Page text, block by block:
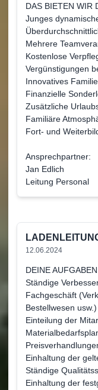
DAS BIETEN WIR
Junges
Mehrere
Kostenlose
Vergünstigungen
Innovatives
Finanzielle
Zusätzliche
Familiäre
Fort- und
Ansprechpartner:
Jan Edlich
Leitung Personal
12.06.2024
DEINE
Ständige
Fachgeschäft
Bestellwesen usw.)
Einteilung der
Einhaltung der
Ständige
Einhaltung der